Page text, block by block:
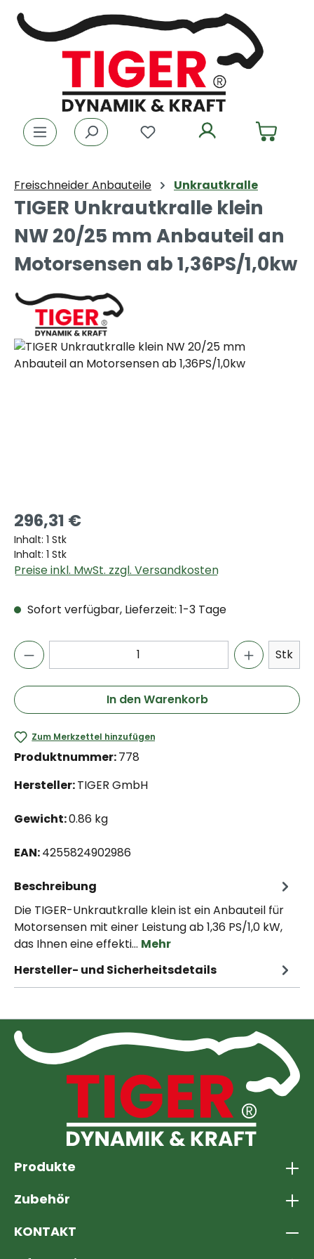
Zum Hauptinhalt springen
Du hast 0 Produkte auf
Freischneider Anbauteile Unkrautkralle
TIGER Unkrautkralle klein
NW 20/25 mm Anbauteil an
Motorsensen ab 1,36PS/1,0kw
Bildergalerie überspringen
296,31 €
Inhalt: 1 Stk
Inhalt: 1 Stk
Preise inkl. MwSt. zzgl. Versandkosten
Sofort verfügbar, Lieferzeit: 1-3 Tage
Stk
In den Warenkorb
Zum Merkzettel hinzufügen
Produktnummer:778
Hersteller:TIGER GmbH
Gewicht:0.86 kg
EAN:4255824902986
Beschreibung
Die TIGER-Unkrautkralle klein ist ein Anbauteil für
Motorsensen mit einer Leistung ab 1,36 PS/1,0 kW,
das Ihnen eine effekti… Mehr
Hersteller- und Sicherheitsdetails
Produkte
Zubehör
KONTAKT